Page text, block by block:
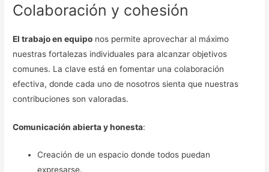
Colaboración y cohesión
El trabajo en equipo nos permite aprovechar al máximo
nuestras fortalezas individuales para alcanzar objetivos
comunes. La clave está en fomentar una colaboración
efectiva, donde cada uno de nosotros sienta que nuestras
contribuciones son valoradas.
Comunicación abierta y honesta:
Creación de un espacio donde todos puedan
expresarse.